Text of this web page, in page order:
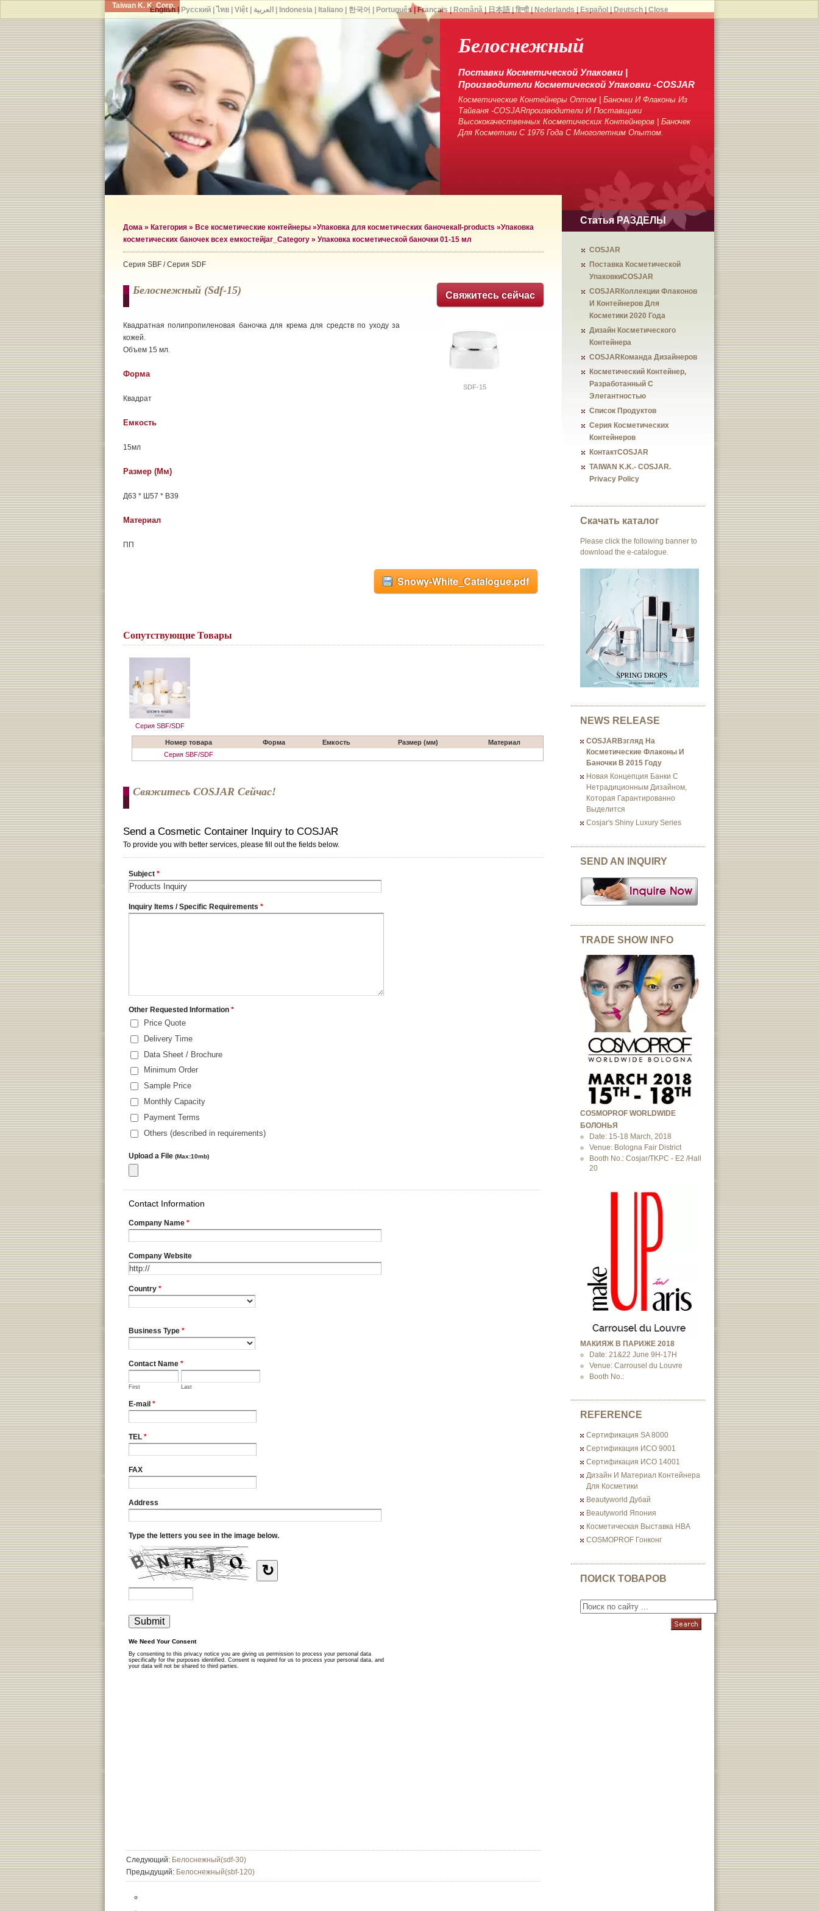
Taiwan K. K. Corp.
Белоснежный
Поставки Косметической Упаковки |
Производители Косметической Упаковки -COSJAR
Косметические Контейнеры Оптом | Баночки И Флаконы Из
Тайваня -COSJARпроизводители И Поставщики
Высококачественных Косметических Контейнеров | Баночек
Для Косметики С 1976 Года С Многолетним Опытом.
Дома » Категория » Все косметические контейнеры »Упаковка для косметических баночекall-products »Упаковка
косметических баночек всех емкостейjar_Category » Упаковка косметической баночки 01-15 мл
Серия SBF / Серия SDF
Свяжитесь сейчас
Белоснежный (sdf-15)
SDF-15
Квадратная полипропиленовая баночка для крема для средств по уходу за
кожей.
Объем 15 мл.
Форма
Квадрат
Емкость
15мл
Размер (мм)
Д63 * Ш57 * В39
Материал
ПП
Snowy-White_Catalogue.pdf
Сопутствующие Товары
Серия SBF/SDF
Номер товара Форма Емкость Размер (мм)
Материал
Серия SBF/SDF
Свяжитесь COSJAR Сейчас!
Следующий: Белоснежный(sdf-30)
Предыдущий: Белоснежный(sbf-120)
Статья РАЗДЕЛЫ
COSJAR
Поставка Косметической
УпаковкиCOSJAR
COSJARКоллекции Флаконов
И Контейнеров Для
Косметики 2020 Года
Дизайн Косметического
Контейнера
COSJARКоманда Дизайнеров
Косметический Контейнер,
Разработанный С
Элегантностью
Список Продуктов
Серия Косметических
Контейнеров
КонтактCOSJAR
TAIWAN K.K.- COSJAR.
Privacy Policy
Скачать каталог
Please click the following banner to
download the e-catalogue.
NEWS RELEASE
COSJARВзгляд На
Косметические Флаконы И
Баночки В 2015 Году
Новая Концепция Банки С
Нетрадиционным Дизайном,
Которая Гарантированно
Выделится
Cosjar's Shiny Luxury Series
SEND AN INQUIRY
TRADE SHOW INFO
COSMOPROF WORLDWIDE
БОЛОНЬЯ
Date: 15-18 March, 2018
Venue: Bologna Fair District
Booth No.: Cosjar/TKPC - E2 /Hall
20
МАКИЯЖ В ПАРИЖЕ 2018
Date: 21&22 June 9H-17H
Venue: Carrousel du Louvre
Booth No.:
REFERENCE
Сертификация SA 8000
Сертификация ИСО 9001
Сертификация ИСО 14001
Дизайн И Материал Контейнера
Для Косметики
Beautyworld Дубай
Beautyworld Япония
Косметическая Выставка HBA
COSMOPROF Гонконг
ПОИСК ТОВАРОВ
English| Русский| ไทย| Việt| العربية Indonesia| Italiano| 한국어 Português Français Română| 日本語| हिन्दी| Nederlands Español Deutsch| Close